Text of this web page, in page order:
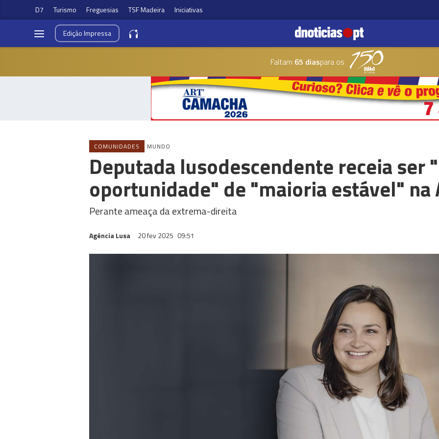
D7 Turismo Freguesias TSF Madeira Iniciativas
EdiçãoImpressa
Faltam 65 diaspara os
COMUNIDADES MUNDO
Deputada lusodescendente receia ser
oportunidade" de "maioria estável" na
Perante ameaça da extrema-direita
Agência Lusa 20 fev 2025 09:51